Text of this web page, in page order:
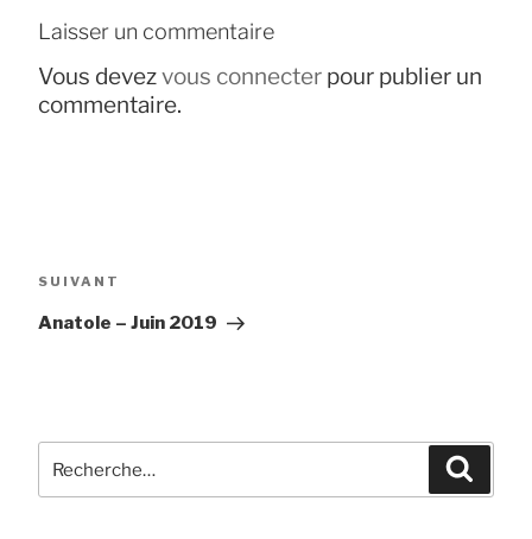
Laisser un commentaire
Vous devezvous connecter pour publier un
commentaire.
Article
SUIVANT
Anatole – Juin 2019
pour